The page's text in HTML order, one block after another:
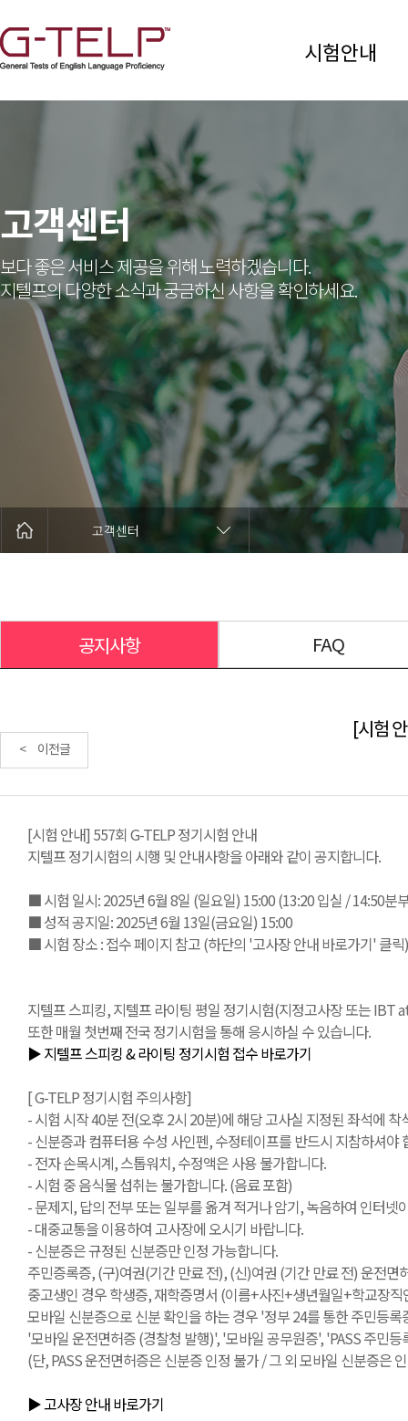
시험안내
고객센터
보다 좋은 서비스 제공을 위해 노력하겠습니다.
지텔프의 다양한 소식과 궁금하신 사항을 확인하세요.
고객센터
공지사항 FAQ
[시험
< 이전글
[시험 안내] 557회 G-TELP 정기시험 안내
지텔프 정기시험의 시행 및 안내사항을 아래와 같이 공지합니다.
■ 시험 일시: 2025년 6월 8일 (일요일) 15:00 (13:20 입실 / 14:50분
■ 성적 공지일: 2025년 6월 13일(금요일) 15:00
■ 시험 장소 : 접수 페이지 참고 (하단의 '고사장 안내 바로가기' 클릭)
지텔프 스피킹, 지텔프 라이팅 평일 정기시험(지정고사장 또는 IBT
또한 매월 첫번째 전국 정기시험을 통해 응시하실 수 있습니다.
▶ 지텔프 스피킹 & 라이팅 정기시험 접수 바로가기
[ G-TELP 정기시험 주의사항]
- 시험 시작 40분 전(오후 2시 20분)에 해당 고사실 지정된 좌석에
- 신분증과 컴퓨터용 수성 사인펜, 수정테이프를 반드시 지참하셔야
- 전자 손목시계, 스톱워치, 수정액은 사용 불가합니다.
- 시험 중 음식물 섭취는 불가합니다. (음료 포함)
- 문제지, 답의 전부 또는 일부를 옮겨 적거나 암기, 녹음하여 인터
- 대중교통을 이용하여 고사장에 오시기 바랍니다.
- 신분증은 규정된 신분증만 인정 가능합니다.
주민증록증, (구)여권(기간 만료 전), (신)여권 (기간 만료 전) 운전
중고생인 경우 학생증, 재학증명서 (이름+사진+생년월일+학교장
모바일 신분증으로 신분 확인을 하는 경우 '정부 24를 통한 주민등록
'모바일 운전면허증 (경찰청 발행)', '모바일 공무원증', 'PASS 주민
(단, PASS 운전면허증은 신분증 인정 불가 / 그 외 모바일 신분증은
▶ 고사장 안내 바로가기